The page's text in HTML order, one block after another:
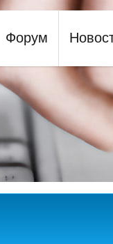
Форум